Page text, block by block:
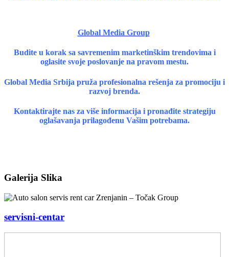
Global Media Group
Budite u korak sa savremenim marketinškim trendovima i
oglasite svoje poslovanje na pravom mestu.
Global Media Srbija pruža profesionalna rešenja za promociju i
razvoj brenda.
Kontaktirajte nas za više informacija i pronađite strategiju
oglašavanja prilagođenu Vašim potrebama.
Galerija Slika
servisni-centar